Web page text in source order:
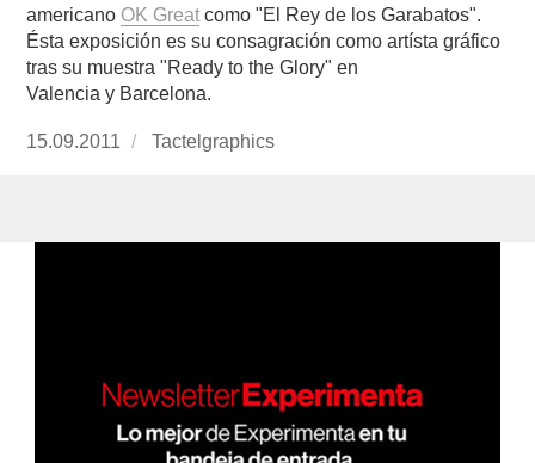
americano OK Great como "El Rey de los Garabatos".
Ésta exposición es su consagración como artísta gráfico
tras su muestra "Ready to the Glory" en
Valencia y Barcelona.
Publicado
15.09.2011 https://www.experimenta.es/author/
Tactelgraphics